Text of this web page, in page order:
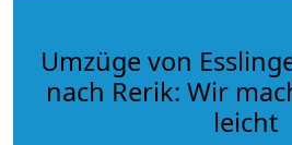
Umzüge von
nach Rerik: Wir
leicht